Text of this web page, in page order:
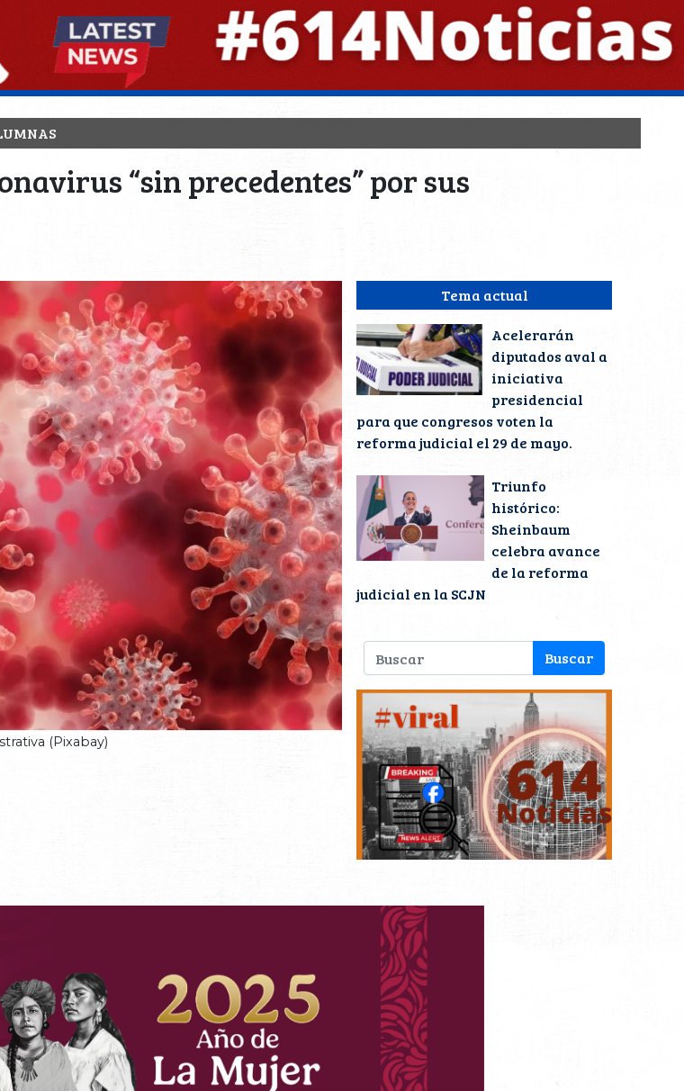
“sin precedentes” por sus
(Pixabay)
Tema actual
Acelerarán
diputados aval a
iniciativa
presidencial
para que congresos voten la
reforma judicial el 29 de mayo.
Triunfo
histórico:
Sheinbaum
celebra avance
de la reforma
judicial en la SCJN